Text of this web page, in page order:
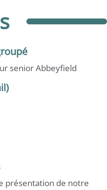
senior Abbeyfield
présentation de notre